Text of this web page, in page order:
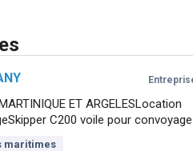
ET ARGELESLocation
C200 voile pour convoyage
maritimes